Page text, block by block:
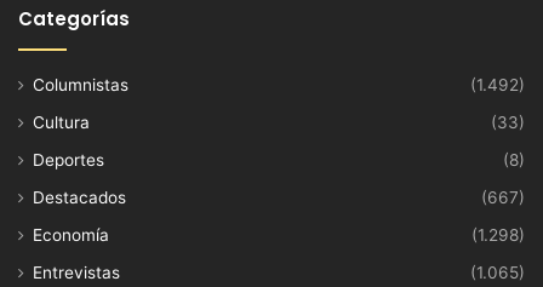
Categorías
Columnistas
(1.492)
Cultura
(33)
Deportes
(8)
Destacados
(667)
Economía
(1.298)
Entrevistas
(1.065)